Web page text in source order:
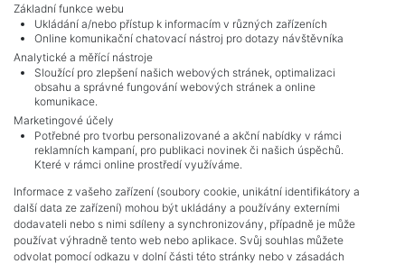
NAVIGACE
Obchodní podmínky
Ochrana osobních údajů
Realitní kanceláře
Kontakt
Zpracování cookies
Základní funkce webu
Ukládání a/nebo přístup k informacím v různých zařízeních
Online komunikační chatovací nástroj pro dotazy návštěvníka
Analytické a měřící nástroje
Sloužící pro zlepšení našich webových stránek, optimalizaci
obsahu a správné fungování webových stránek a online
komunikace.
Marketingové účely
Potřebné pro tvorbu personalizované a akční nabídky v rámci
reklamních kampaní, pro publikaci novinek či našich úspěchů.
Které v rámci online prostředí využíváme.
Informace z vašeho zařízení (soubory cookie, unikátní identifikátory a
další data ze zařízení) mohou být ukládány a používány externími
dodavateli nebo s nimi sdíleny a synchronizovány, případně je může
používat výhradně tento web nebo aplikace. Svůj souhlas můžete
odvolat pomocí odkazu v dolní části této stránky nebo v zásadách